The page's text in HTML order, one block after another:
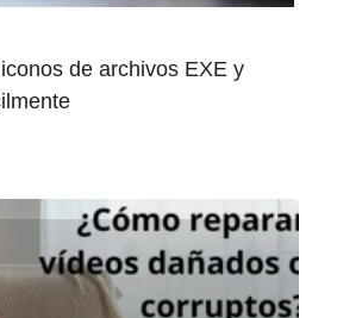
de archivos EXE y